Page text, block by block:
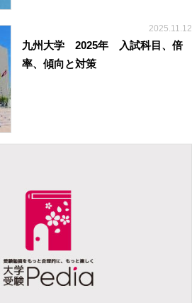
2025.11.12
九州大学 2025年 入試科目、倍
率、傾向と対策